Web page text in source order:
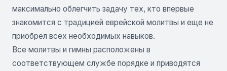
максимально облегчить задачу тех, кто впервые
знакомится с традицией еврейской молитвы и еще не
приобрел всех необходимых навыков.
Все молитвы и гимны расположены в
соответствующем службе порядке и приводятся